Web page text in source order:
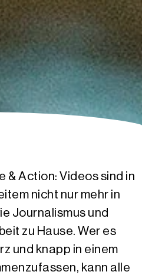
& Action: Videos sind in
nicht nur mehr in
Journalismus und
zu Hause. Wer es
und knapp in einem
kann alle